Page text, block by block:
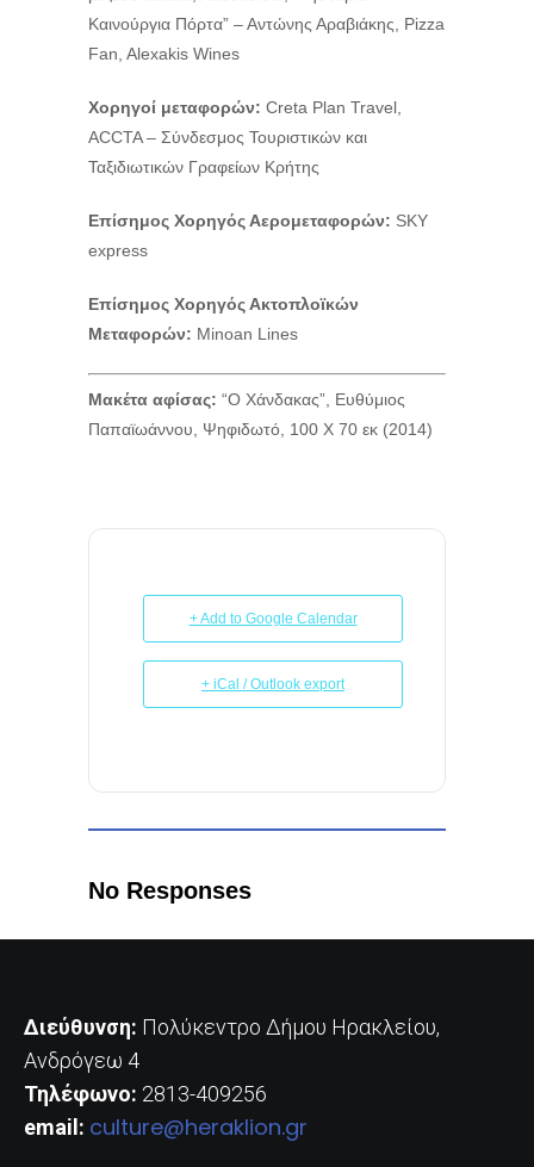
Καινούργια Πόρτα” – Αντώνης Αραβιάκης, Pizza
Fan, Alexakis Wines
Χορηγοί μεταφορών: Creta Plan Travel,
ACCTA – Σύνδεσμος Τουριστικών και
Ταξιδιωτικών Γραφείων Κρήτης
Επίσημος Χορηγός Αερομεταφορών: SKY
express
Επίσημος Χορηγός Ακτοπλοϊκών
Μεταφορών: Minoan Lines
Μακέτα αφίσας: “Ο Χάνδακας”, Ευθύμιος
Παπαϊωάννου, Ψηφιδωτό, 100 X 70 εκ (2014)
+ Add to Google Calendar
+ iCal / Outlook export
No Responses
Διεύθυνση: Πολύκεντρο Δήμου Ηρακλείου,
Ανδρόγεω 4
Τηλέφωνο: 2813-409256
email: culture@heraklion.gr